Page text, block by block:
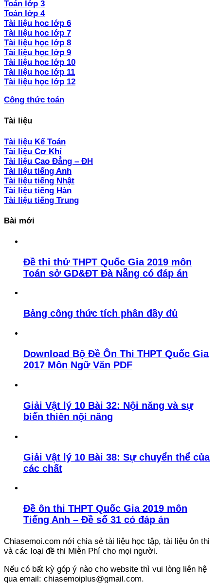
Toán lớp 3
Toán lớp 4
Tài liệu học lớp 6
Tài liệu học lớp 7
Tài liệu học lớp 8
Tài liệu học lớp 9
Tài liệu học lớp 10
Tài liệu học lớp 11
Tài liệu học lớp 12
Công thức toán
Tài liệu
Tài liệu Kế Toán
Tài liệu Cơ Khí
Tài liệu Cao Đẳng – ĐH
Tài liệu tiếng Anh
Tài liệu tiếng Nhật
Tài liệu tiếng Hàn
Tài liệu tiếng Trung
Bài mới
Đề thi thử THPT Quốc Gia 2019 môn
Toán sở GD&ĐT Đà Nẵng có đáp án
Bảng công thức tích phân đầy đủ
Download Bộ Đề Ôn Thi THPT Quốc Gia
2017 Môn Ngữ Văn PDF
Giải Vật lý 10 Bài 32: Nội năng và sự
biến thiên nội năng
Giải Vật lý 10 Bài 38: Sự chuyển thể của
các chất
Đề ôn thi THPT Quốc Gia 2019 môn
Tiếng Anh – Đề số 31 có đáp án
Chiasemoi.com nới chia sẻ tài liệu học tập, tài liệu ôn thi
và các loại đề thi Miễn Phí cho mọi người.
Nếu có bất kỳ góp ý nào cho website thì vui lòng liên hệ
qua email: chiasemoiplus@gmail.com.